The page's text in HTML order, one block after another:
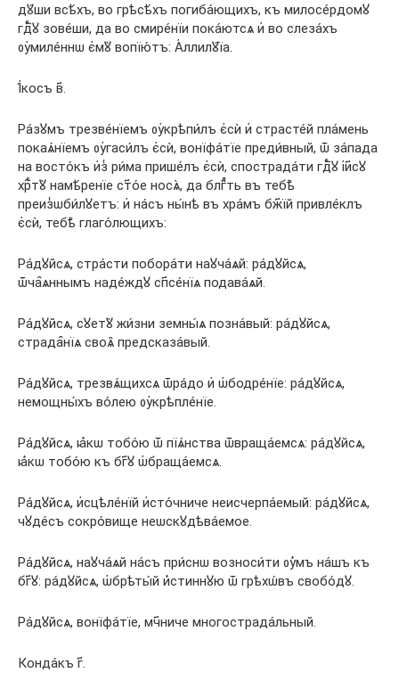
дꙋ́ши всѣ́хъ, во грѣсѣ́хъ погиба́ющихъ, къ милосе́рдомꙋ
гдⷭ҇ꙋ зове́ши, да во смире́нїи пока́ютсѧ и҆ во слеза́хъ
ᲂу҆миле́ннѡ є҆мꙋ̀ вопїю́тъ: А҆ллилꙋ́їа.
І҆́косъ в҃.
Ра́зꙋмъ трезве́нїемъ ᲂу҆крѣпи́лъ є҆сѝ и҆ страсте́й пла́мень
покаѧ́нїемъ ᲂу҆гаси́лъ є҆сѝ, вонїфа́тїе преди́вный, ѿ за́пада
на восто́къ и҆з̾ ри́ма прише́лъ є҆сѝ, спострада́ти гдⷭ҇ꙋ і҆и҃сꙋ
хрⷭ҇тꙋ̀ намѣ́ренїе ст҃о́е носѧ̀, да блгⷣть въ тебѣ̀
преиз̾ѡби́лꙋетъ: и҆ на́съ ны́нѣ въ хра́мъ бж҃їй привле́клъ
є҆сѝ, тебѣ̀ глаго́лющихъ:
Ра́дꙋйсѧ, стра́сти побора́ти наꙋча́ѧй: ра́дꙋйсѧ,
ѿча̑ѧннымъ наде́ждꙋ сп҃се́нїѧ подава́ѧй.
Ра́дꙋйсѧ, сꙋетꙋ̀ жи́зни земны́ѧ позна́вый: ра́дꙋйсѧ,
страда̑нїѧ своѧ̑ предсказа́вый.
Ра́дꙋйсѧ, трезвѧ́щихсѧ ѿра́до и҆ ѡ҆бодре́нїе: ра́дꙋйсѧ,
немощны́хъ во́лею ᲂу҆крѣпле́нїе.
Ра́дꙋйсѧ, ꙗ҆́кѡ тобо́ю ѿ пїѧ́нства ѿвраща́емсѧ: ра́дꙋйсѧ,
ꙗ҆́кѡ тобо́ю къ бг҃ꙋ ѡ҆браща́емсѧ.
Ра́дꙋйсѧ, и҆сцѣле́нїй и҆сто́чниче неисчерпа́емый: ра́дꙋйсѧ,
чꙋде́съ сокро́вище неѡскꙋдѣва́емое.
Ра́дꙋйсѧ, наꙋча́ѧй на́съ при́снѡ возноси́ти ᲂу҆́мъ на́шъ къ
бг҃ꙋ: ра́дꙋйсѧ, ѡ҆брѣты́й и҆́стиннꙋю ѿ грѣхѡ́въ свобо́дꙋ.
Ра́дꙋйсѧ, вонїфа́тїе, мч҃ниче многострада́льный.
Конда́къ г҃.